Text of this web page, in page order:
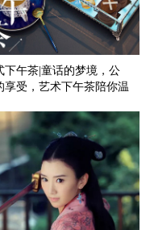
下午茶|童话的梦境，公
享受，艺术下午茶陪你温